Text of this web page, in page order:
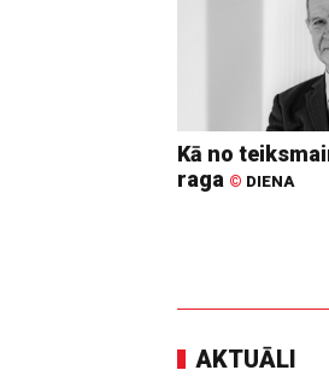
Kā no
raga © DIENA
AKTUĀLI